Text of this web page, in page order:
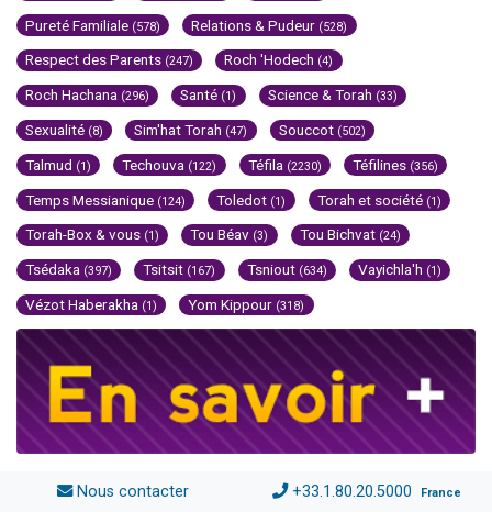
Pureté Familiale (578) Relations & Pudeur (528)
Respect des Parents (247) Roch 'Hodech (4)
Roch Hachana (296) Santé (1) Science & Torah (33)
Sexualité (8) Sim'hat Torah (47) Souccot (502)
Talmud (1) Techouva (122) Téfila (2230) Téfilines (356)
Temps Messianique (124) Toledot (1) Torah et société (1)
Torah-Box & vous (1) Tou Béav (3) Tou Bichvat (24)
Tsédaka (397) Tsitsit (167) Tsniout (634) Vayichla'h (1)
Vézot Haberakha (1) Yom Kippour (318)
Nous contacter +33.1.80.20.5000 France